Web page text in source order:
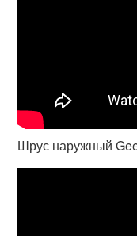
Шрус наружный